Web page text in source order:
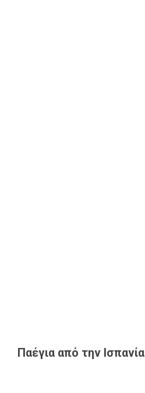
Παέγια από την Ισπανία